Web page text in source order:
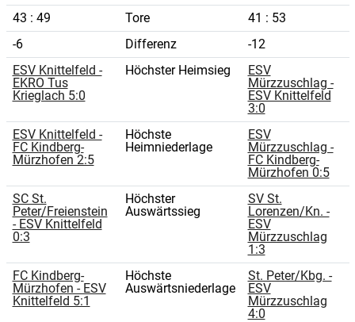
43 : 49
Tore
41 : 53
-6
Differenz
-12
ESV Knittelfeld -
EKRO Tus
Krieglach 5:0
Höchster Heimsieg
ESV
Mürzzuschlag -
ESV Knittelfeld
3:0
ESV Knittelfeld -
FC Kindberg-
Mürzhofen 2:5
Höchste
Heimniederlage
ESV
Mürzzuschlag -
FC Kindberg-
Mürzhofen 0:5
SC St.
Peter/Freienstein
- ESV Knittelfeld
0:3
Höchster
Auswärtssieg
SV St.
Lorenzen/Kn. -
ESV
Mürzzuschlag
1:3
FC Kindberg-
Mürzhofen - ESV
Knittelfeld 5:1
Höchste
Auswärtsniederlage
St. Peter/Kbg. -
ESV
Mürzzuschlag
4:0